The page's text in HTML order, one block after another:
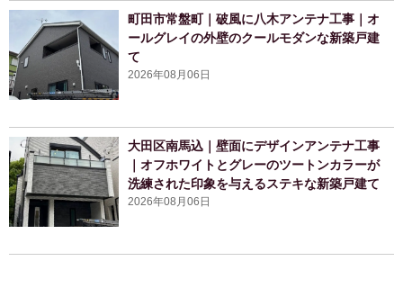
町田市常盤町｜破風に八木アンテナ工事｜オ
ールグレイの外壁のクールモダンな新築戸建
て
2026年08月06日
大田区南馬込｜壁面にデザインアンテナ工事
｜オフホワイトとグレーのツートンカラーが
洗練された印象を与えるステキな新築戸建て
2026年08月06日